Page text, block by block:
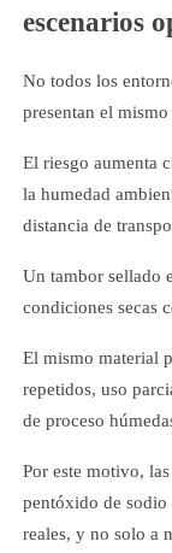
escenarios
No todos los
presentan el
El riesgo aumenta
la humedad
distancia de
Un tambor sellado
condiciones secas
El mismo material
repetidos, uso
de proceso
Por este motivo,
pentóxido de sodio
reales, y no solo a